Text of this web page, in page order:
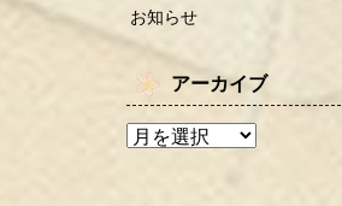
お知らせ
アーカイブ